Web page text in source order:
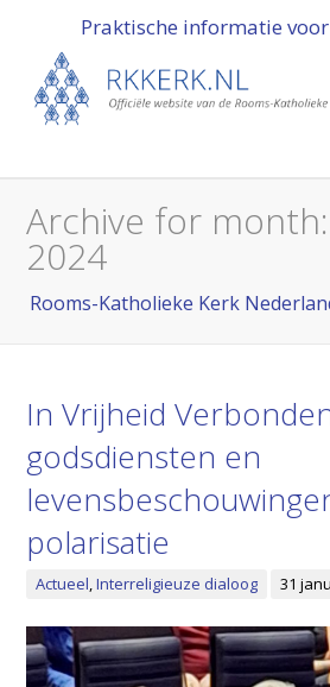
Praktische informatie
Archive for month:
2024
Rooms-Katholieke Kerk
In Vrijheid
godsdiensten en
polarisatie
Actueel,Interreligieuze dialoog 31